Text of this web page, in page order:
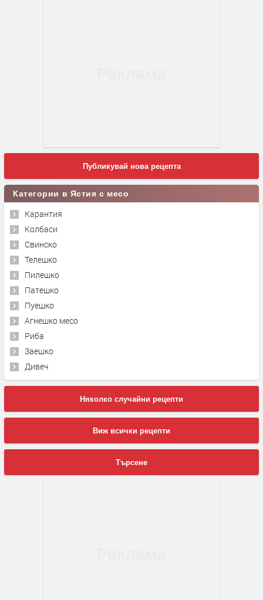
Публикувай нова рецепта
Категории в Ястия с месо
Карантия
Колбаси
Свинско
Телешко
Пилешко
Патешко
Пуешко
Агнешко месо
Риба
Заешко
Дивеч
Няколко случайни рецепти
Виж всички рецепти
Търсене